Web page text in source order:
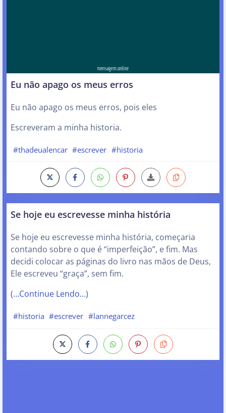
Eu não apago os meus erros
Eu não apago os meus erros, pois eles
Escreveram a minha historia.
#thadeualencar #escrever #historia
Se hoje eu escrevesse minha história
Se hoje eu escrevesse minha história, começaria
contando sobre o que é “imperfeição”, e fim. Mas
decidi colocar as páginas do livro nas mãos de Deus,
Ele escreveu “graça”, sem fim.
(…Continue Lendo…)
#historia #escrever #lannegarcez